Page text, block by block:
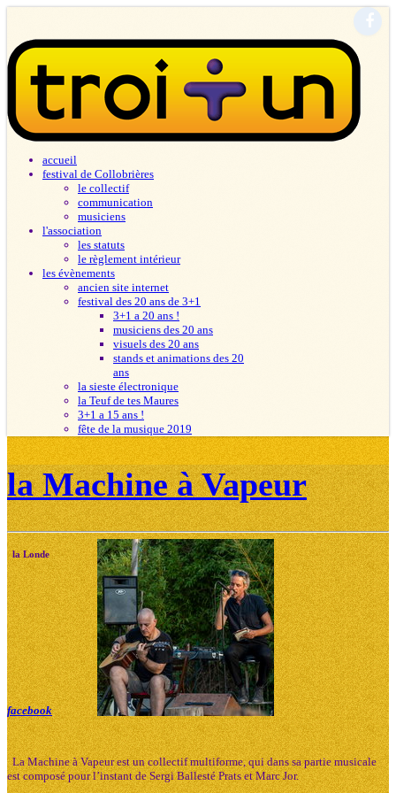
accueil
festival de Collobrières
le collectif
communication
musiciens
l'association
les statuts
le règlement intérieur
les évènements
ancien site internet
festival des 20 ans de 3+1
3+1 a 20 ans !
musiciens des 20 ans
visuels des 20 ans
stands et animations des 20
ans
la sieste électronique
la Teuf de tes Maures
3+1 a 15 ans !
fête de la musique 2019
la Machine à Vapeur
la Londe
facebook
La Machine à Vapeur est un collectif multiforme, qui dans sa partie musicale
est composé pour l’instant de Sergi Ballesté Prats et Marc Jor.